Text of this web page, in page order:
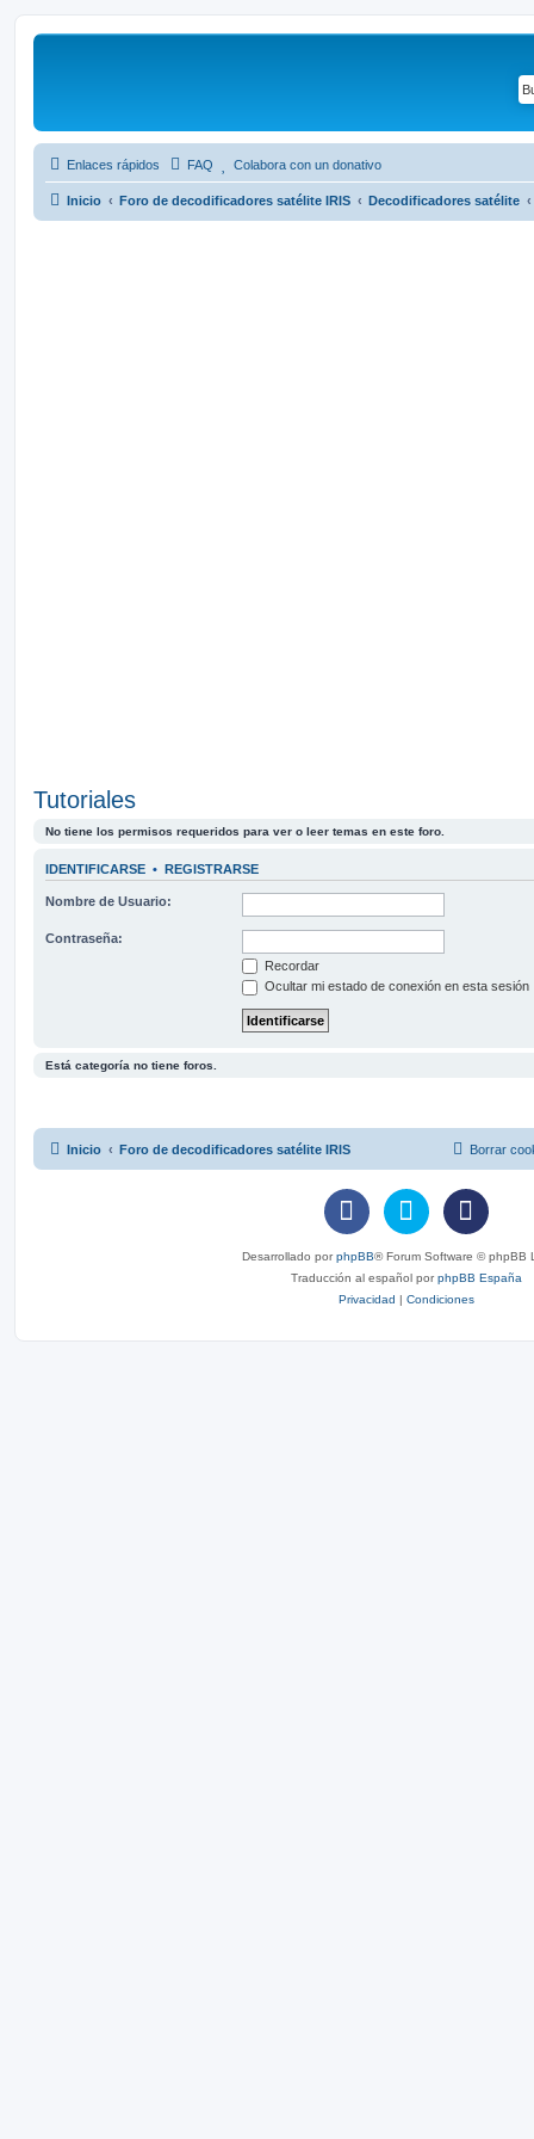
Enlaces rápidos FAQ Colabora con un donativo
Inicio Foro de decodificadores satélite IRIS Decodificadores satélite
Tutoriales
No tiene los permisos requeridos para ver o leer temas en este foro.
IDENTIFICARSE • REGISTRARSE
Nombre de Usuario:
Contraseña:
Recordar
Ocultar mi estado de conexión en esta sesión
Está categoría no tiene foros.
Inicio Foro de decodificadores satélite IRIS Borrar
Desarrollado porphpBB® Forum Software © phpBB
Traducción al español porphpBB España
Privacidad | Condiciones